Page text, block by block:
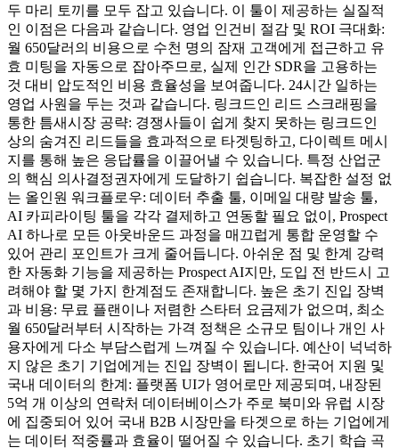
두 마리 토끼를 모두 잡고 있습니다. 이 툴이 제공하는 실질적
인 이점은 다음과 같습니다. 영업 인건비 절감 및 ROI 극대화:
월 650달러의 비용으로 수천 명의 잠재 고객에게 접근하고 유
효 미팅을 자동으로 잡아주므로, 실제 인간 SDR을 고용하는
것 대비 압도적인 비용 효율성을 보여줍니다. 24시간 일하는
영업 사원을 두는 것과 같습니다. 링크드인 리드 스크래핑을
통한 틈새시장 공략: 경쟁사들이 쉽게 찾지 못하는 링크드인
상의 숨겨진 리드들을 효과적으로 타겟팅하고, 다이렉트 메시
지를 통해 높은 응답률을 이끌어낼 수 있습니다. 특정 산업군
의 핵심 의사결정권자에게 도달하기 쉽습니다. 복잡한 설정 없
는 올인원 워크플로우: 데이터 추출 툴, 이메일 대량 발송 툴,
AI 카피라이팅 툴을 각각 결제하고 연동할 필요 없이, Prospect
AI 하나로 모든 아웃바운드 과정을 매끄럽게 통합 운영할 수
있어 관리 포인트가 크게 줄어듭니다. 아쉬운 점 및 한계 강력
한 자동화 기능을 제공하는 Prospect AI지만, 도입 전 반드시 고
려해야 할 몇 가지 한계점도 존재합니다. 높은 초기 진입 장벽
과 비용: 무료 플랜이나 저렴한 스타터 요금제가 없으며, 최소
월 650달러부터 시작하는 가격 정책은 소규모 팀이나 개인 사
용자에게 다소 부담스럽게 느껴질 수 있습니다. 예산이 넉넉하
지 않은 초기 기업에게는 진입 장벽이 됩니다. 한국어 지원 및
국내 데이터의 한계: 플랫폼 UI가 영어로만 제공되며, 내장된
5억 개 이상의 연락처 데이터베이스가 주로 북미와 유럽 시장
에 집중되어 있어 국내 B2B 시장만을 타겟으로 하는 기업에게
는 데이터 적중률과 효율이 떨어질 수 있습니다. 초기 학습 곡